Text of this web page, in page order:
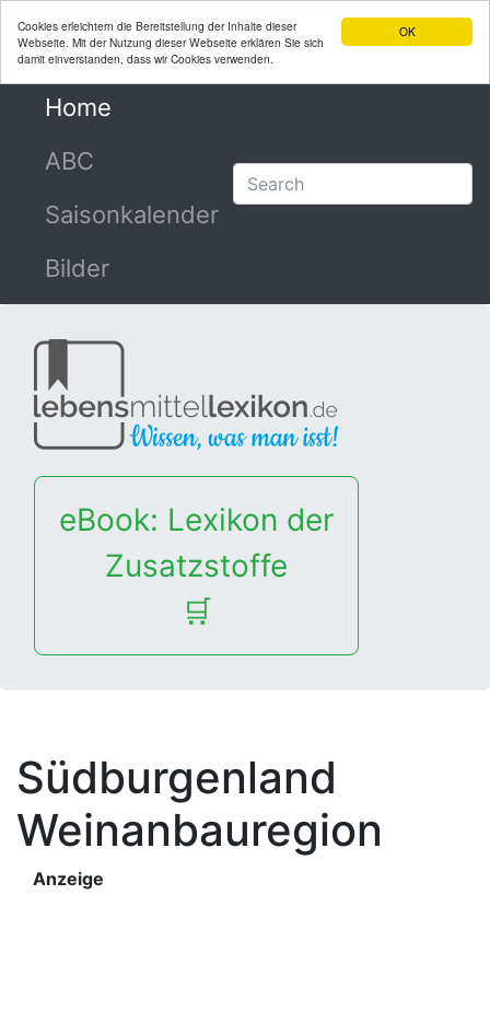
OK
Cookies erleichtern die Bereitstellung der Inhalte dieser
Webseite. Mit der Nutzung dieser Webseite erklären Sie sich
damit einverstanden, dass wir Cookies verwenden.
Home
ABC
Saisonkalender
Bilder
eBook: Lexikon der
Zusatzstoffe
🛒
Südburgenland
Weinanbauregion
Anzeige